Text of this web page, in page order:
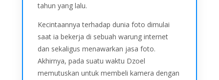
tahun yang lalu.
Kecintaannya terhadap dunia foto dimulai
saat ia bekerja di sebuah warung internet
dan sekaligus menawarkan jasa foto.
Akhirnya, pada suatu waktu Dzoel
memutuskan untuk membeli kamera dengan